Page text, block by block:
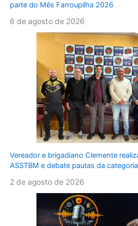
parte do Mês Farroupilha 2026
6 de agosto de 2026
Vereador e brigadiano Clemente
ASSTBM e debate pautas da categoria
2 de agosto de 2026